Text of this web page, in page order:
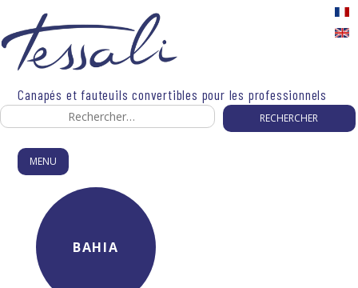
content
Canapés et fauteuils convertibles pour les professionnels
Rechercher :
MENU
BAHIA